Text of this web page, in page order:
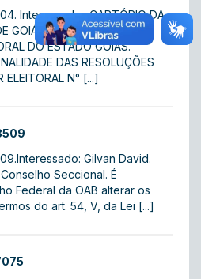
Interessado.: CARTÓRIO DA
GOIÁS – BARRO ALTO/GO
DO ESTADO GOIÁS.
DAS RESOLUÇÕES
ELEITORAL N° [...]
Gilvan David.
Seccional. É
Federal da OAB alterar os
do art. 54, V, da Lei [...]